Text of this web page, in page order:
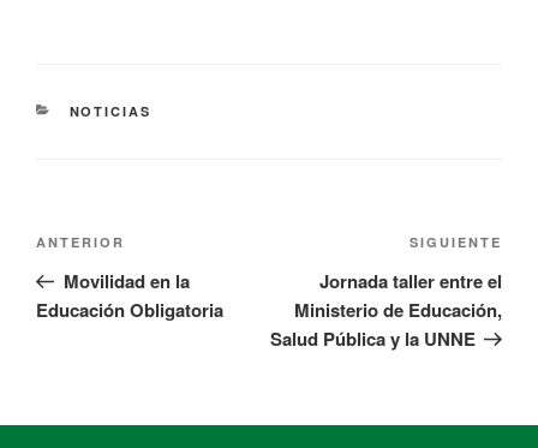
NOTICIAS
ANTERIOR
Movilidad en la
Educación Obligatoria
SIGUIENTE
Jornada taller entre el
Ministerio de Educación,
Salud Pública y la UNNE